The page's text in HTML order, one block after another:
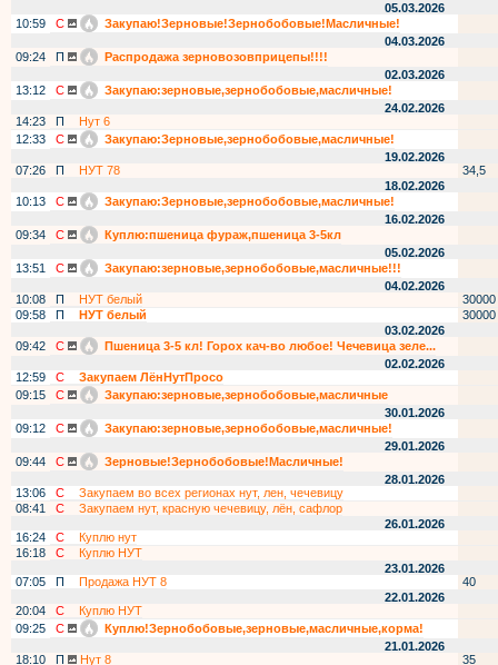
05.03.2026
10:59
С
Закупаю!Зерновые!Зернобобовые!Масличные!
04.03.2026
09:24
П
Распродажа зерновозовприцепы!!!!
02.03.2026
13:12
С
Закупаю:зерновые,зернобобовые,масличные!
24.02.2026
14:23
П
Нут 6
12:33
С
Закупаю:Зерновые,зернобобовые,масличные!
19.02.2026
07:26
П НУТ 78
34,5
18.02.2026
10:13
С
Закупаю:Зерновые,зернобобовые,масличные!
16.02.2026
09:34
С
Куплю:пшеница фураж,пшеница 3-5кл
05.02.2026
13:51
С
Закупаю:зерновые,зернобобовые,масличные!!!
04.02.2026
10:08
П НУТ белый
30000
09:58
П НУТ белый
30000
03.02.2026
09:42
С
Пшеница 3-5 кл! Горох кач-во любое! Чечевица зеле...
02.02.2026
12:59
С
Закупаем ЛёнНутПросо
09:15
С
Закупаю:зерновые,зернобобовые,масличные
30.01.2026
09:12
С
Закупаю:зерновые,зернобобовые,масличные!
29.01.2026
09:44
С
Зерновые!Зернобобовые!Масличные!
28.01.2026
13:06
С
Закупаем во всех регионах нут, лен, чечевицу
08:41
С
Закупаем нут, красную чечевицу, лён, сафлор
26.01.2026
16:24
С
Куплю нут
16:18
С
Куплю НУТ
23.01.2026
07:05
П Продажа НУТ 8
40
22.01.2026
20:04
С
Куплю НУТ
09:25
С
Куплю!Зернобобовые,зерновые,масличные,корма!
21.01.2026
18:10
П Нут 8 35